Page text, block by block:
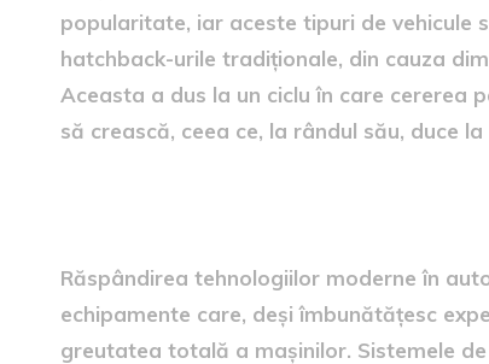
popularitate, iar aceste tipuri de vehicule
hatchback-urile tradiționale, din cauza
Aceasta a dus la un ciclu în care cererea
să crească, ceea ce, la rândul său, duce
Răspândirea tehnologiilor moderne în
echipamente care, deși îmbunătățesc
greutatea totală a mașinilor. Sistemele